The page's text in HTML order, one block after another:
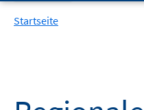
Startseite